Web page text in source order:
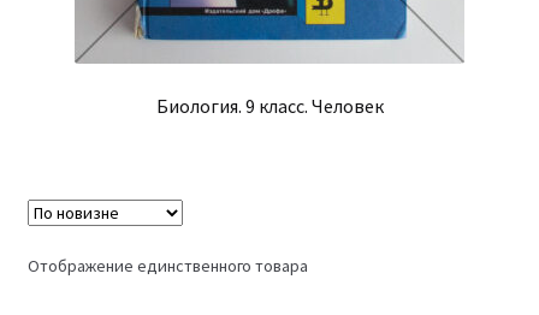
Биология. 9 класс. Человек
Отображение единственного товара